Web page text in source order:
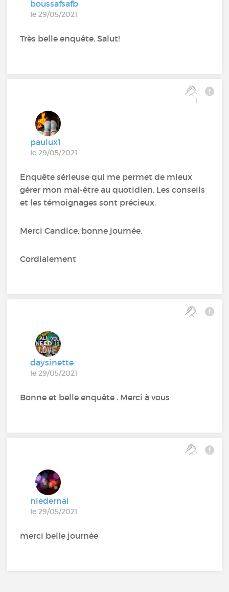
boussafsafb
le 29/05/2021
Très belle enquête. Salut!
1
paulux1
le 29/05/2021
Enquête sérieuse qui me permet de mieux
gérer mon mal-être au quotidien. Les conseils
et les témoignages sont précieux.
Merci Candice, bonne journée.
Cordialement
daysinette
le 29/05/2021
Bonne et belle enquête . Merci à vous
niedernai
le 29/05/2021
merci belle journée